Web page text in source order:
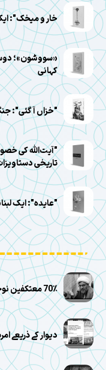
خار و میخک":
«سووشون»؛
کہانی
"خزاں آ گئی":
"آیت‌الله کی
تاریخی
"عایده": ایک
70٪ معتکفین نوجوان اور نوعمر تھے
دیوار کے ذریعے